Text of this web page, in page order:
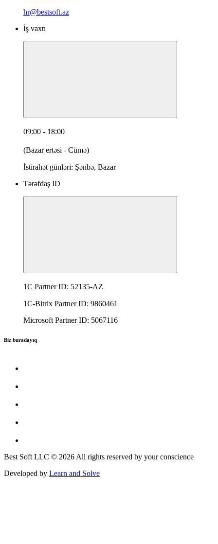
hr@bestsoft.az
İş vaxtı
09:00 - 18:00
(Bazar ertəsi - Cümə)
İstirahət günləri: Şənbə, Bazar
Tərəfdaş ID
1C Partner ID: 52135-AZ
1C-Bitrix Partner ID: 9860461
Microsoft Partner ID: 5067116
Biz buradayıq
Best Soft LLC © 2026 All rights reserved by your conscience
Developed by Learn and Solve